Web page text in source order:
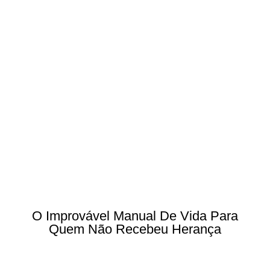
O Improvável Manual De Vida Para
Quem Não Recebeu Herança